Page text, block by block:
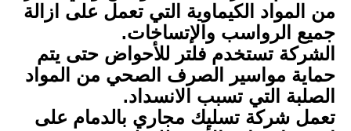
من المواد الكيماوية التي تعمل على ازالة
جميع الرواسب والإتساخات.
الشركة تستخدم فلتر للأحواض حتى يتم
حماية مواسير الصرف الصحي من المواد
الصلبة التي تسبب الانسداد.
تعمل شركة تسليك مجاري بالدمام على